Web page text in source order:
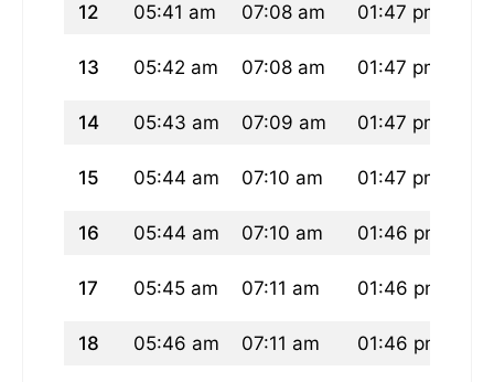
12 05:41 am 07:08 am 01:47 pm
13 05:42 am 07:08 am 01:47 pm
14 05:43 am 07:09 am 01:47 pm
15 05:44 am 07:10 am 01:47 pm
16 05:44 am 07:10 am 01:46 pm
17 05:45 am 07:11 am 01:46 pm
18 05:46 am 07:11 am 01:46 pm